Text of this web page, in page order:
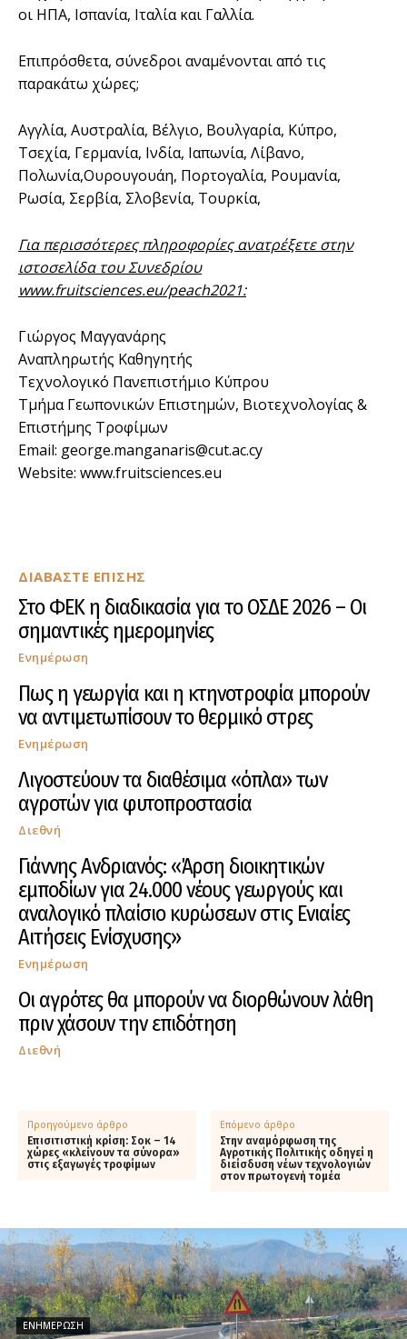
ΔΙΑΒΑΣΤΕ ΕΠΙΣΗΣ
Στο ΦΕΚ η διαδικασία για το ΟΣΔΕ 2026 – Οι
σημαντικές ημερομηνίες
Ενημέρωση
Πως η γεωργία και η κτηνοτροφία μπορούν
να αντιμετωπίσουν το θερμικό στρες
Ενημέρωση
Λιγοστεύουν τα διαθέσιμα «όπλα» των
αγροτών για φυτοπροστασία
Διεθνή
Γιάννης Ανδριανός: «Άρση διοικητικών
εμποδίων για 24.000 νέους γεωργούς και
αναλογικό πλαίσιο κυρώσεων στις Ενιαίες
Αιτήσεις Ενίσχυσης»
Ενημέρωση
Οι αγρότες θα μπορούν να διορθώνουν λάθη
πριν χάσουν την επιδότηση
Διεθνή
οι ΗΠΑ, Ισπανία, Ιταλία και Γαλλία.
Επιπρόσθετα, σύνεδροι αναμένονται από τις
παρακάτω χώρες;
Αγγλία, Αυστραλία, Βέλγιο, Βουλγαρία, Κύπρο,
Τσεχία, Γερμανία, Ινδία, Ιαπωνία, Λίβανο,
Πολωνία,Ουρουγουάη, Πορτογαλία, Ρουμανία,
Ρωσία, Σερβία, Σλοβενία, Τουρκία,
Για περισσότερες πληροφορίες ανατρέξετε στην
ιστοσελίδα του Συνεδρίου
www.fruitsciences.eu/peach2021:
Γιώργος Μαγγανάρης
Αναπληρωτής Καθηγητής
Τεχνολογικό Πανεπιστήμιο Κύπρου
Τμήμα Γεωπονικών Επιστημών, Βιοτεχνολογίας &
Επιστήμης Τροφίμων
Email: george.manganaris@cut.ac.cy
Website: www.fruitsciences.eu
Προηγούμενο άρθρο
Επισιτιστική κρίση: Σοκ – 14
χώρες «κλείνουν τα σύνορα»
στις εξαγωγές τροφίμων
Επόμενο άρθρο
Στην αναμόρφωση της
Αγροτικής Πολιτικής οδηγεί η
διείσδυση νέων τεχνολογιών
στον πρωτογενή τομέα
ΕΝΗΜΈΡΩΣΗ